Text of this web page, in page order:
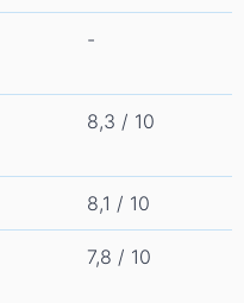
-
8,3 / 10
8,1 / 10
7,8 / 10